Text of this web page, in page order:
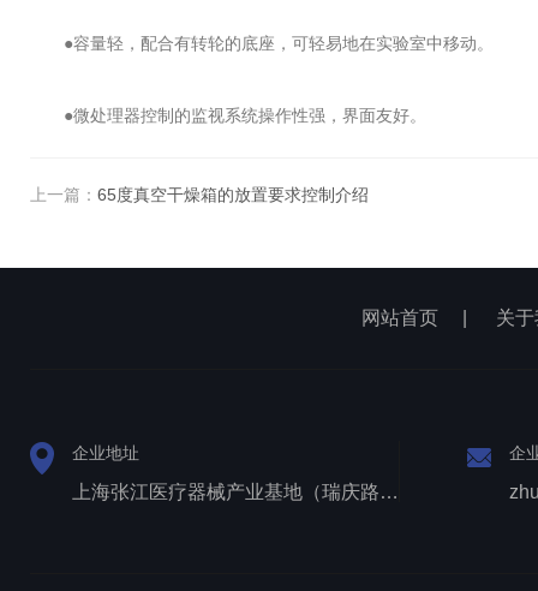
●容量轻，配合有转轮的底座，可轻易地在实验室中移动。
●微处理器控制的监视系统操作性强，界面友好。
上一篇： 65度真空干燥箱的放置要求控制介绍
网站首页 关
企业地址
上海张江医疗器械产业基地（瑞庆路528号）
企